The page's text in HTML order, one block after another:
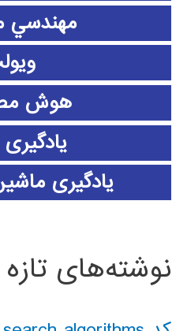
مهندسي
هوش
یادگیری
نوشته‌های تازه